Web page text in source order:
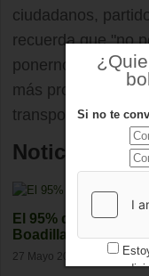
ciudadanos,
recuerda que "no
ponernos todos
más pronto que
transporte
Noticias
El 95% de los
Boadilla
27 Mayo 2026
Si no te